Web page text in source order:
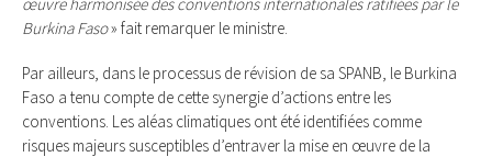
Burkina Faso» fait remarquer le ministre.
Par ailleurs, dans le processus de révision de sa SPANB, le Burkina
Faso a tenu compte de cette synergie d’actions entre les
conventions. Les aléas climatiques ont été identifiées comme
risques majeurs susceptibles d’entraver la mise en œuvre de la